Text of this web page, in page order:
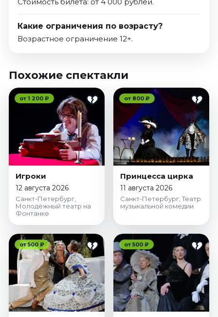
Какие ограничения по возрасту?
Возрастное ограничение 12+.
Похожие спектакли
от 1 200 ₽
Игроки
12 августа 2026
Санкт-Петербург,
Молодёжный театр на
Фонтанке
от 800 ₽
Принцесса цирка
11 августа 2026
Санкт-Петербург, Театр
музыкальной комедии
от 500 ₽ от 500 ₽